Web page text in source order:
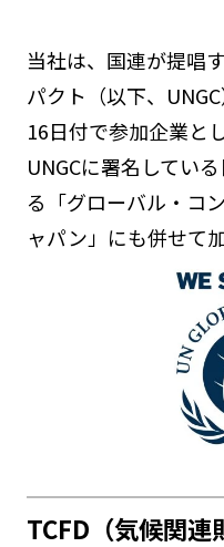
当社は、国連が提唱
パクト（以下、
16日付で参加企業と
UNGCに署名してい
る「グローバル・コ
ャパン」にも併せて
TCFD（気候関連